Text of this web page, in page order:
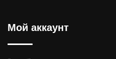
Мой аккаунт